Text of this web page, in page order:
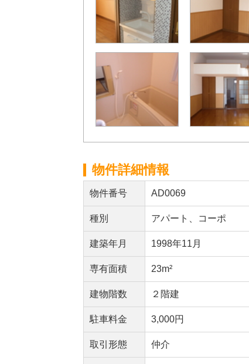
物件詳細情報
物件番号 AD0069
種別 アパート、コーポ
建築年月 1998年11月
専有面積 23m²
建物階数 ２階建
駐車料金 3,000円
取引形態 仲介